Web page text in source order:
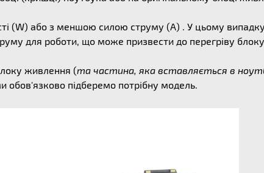
(W) або з меншою силою струму (А) . У цьому
для роботи, що може призвести до перегріву
живлення (та частина, яка вставляється в
обов'язково підберемо потрібну модель.